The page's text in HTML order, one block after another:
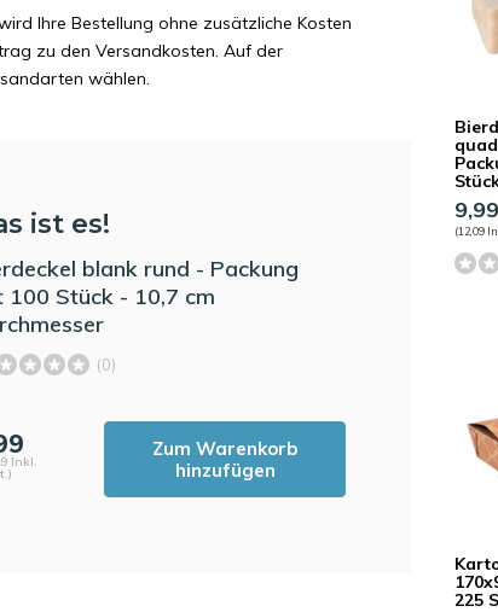
Ihre Bestellung ohne zusätzliche Kosten
zu den Versandkosten. Auf der
wählen.
ist es!
blank rund - Packung
100 Stück - 10,7 cm
(0)
Inkl.
Zum Warenkorb
hinzufügen
9,99
(12,09
225